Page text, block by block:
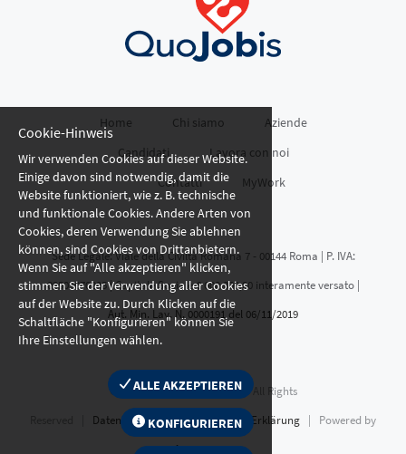
Home Chi siamo
Aziende
Candidati
Lavora con noi
Contatti
MyWork
Sede Legale: Viale della Civiltà Romana 7 - 00144 Roma | P. IVA:
02507070205 | Capitale Sociale € 600.000,00 interamente versato |
Aut. Min. Lav. N. 0000191 del 06/11/2019
© Promec Work Spa2026 | All Rights
Datenschutzrichtlinie|Cookie-Erklärung | Powered by
Arca24.com
Cookie-Hinweis
Wir verwenden Cookies auf dieser Website.
Einige davon sind notwendig, damit die
Website funktioniert, wie z. B. technische
und funktionale Cookies. Andere Arten von
Cookies, deren Verwendung Sie ablehnen
können, sind Cookies von Drittanbietern.
Wenn Sie auf "Alle akzeptieren" klicken,
stimmen Sie der Verwendung aller Cookies
auf der Website zu. Durch Klicken auf die
Schaltfläche "Konfigurieren" können Sie
Ihre Einstellungen wählen.
ALLE AKZEPTIEREN
KONFIGURIEREN